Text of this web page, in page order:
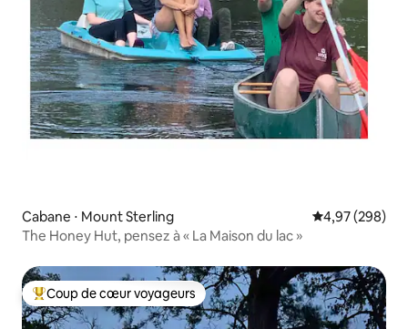
Cabane ⋅ Mount Sterling Évaluation
4,97 (298)
The Honey Hut, pensez à « La Maison du lac »
Coups de cœur voyageurs les plus appréciés
Coup de cœur voyageurs